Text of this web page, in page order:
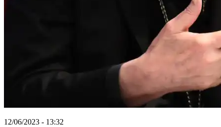
12/06/2023 - 13:32